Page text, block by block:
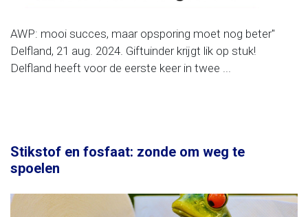
AWP: mooi succes, maar opsporing moet nog beter"
Delfland, 21 aug. 2024. Giftuinder krijgt lik op stuk!
Delfland heeft voor de eerste keer in twee ...
Stikstof en fosfaat: zonde om weg te
spoelen